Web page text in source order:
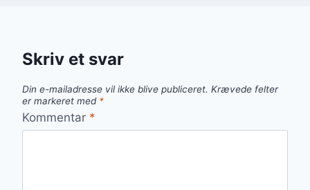
Skriv et svar
Din e-mailadresse vil ikke blive publiceret. Krævede felter
er markeret med *
Kommentar *